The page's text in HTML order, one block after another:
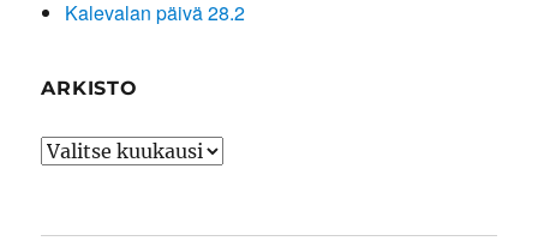
Kalevalan päivä 28.2
ARKISTO
Arkisto